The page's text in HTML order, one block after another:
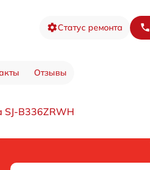
Статус ремонта
Отзывы
SJ-B336ZRWH